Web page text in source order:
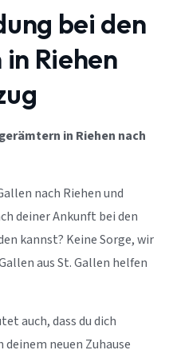
bei den
Riehen
in Riehen nach
nach Riehen und
deiner Ankunft bei den
kannst? Keine Sorge, wir
aus St. Gallen helfen
auch, dass du dich
neuen Zuhause